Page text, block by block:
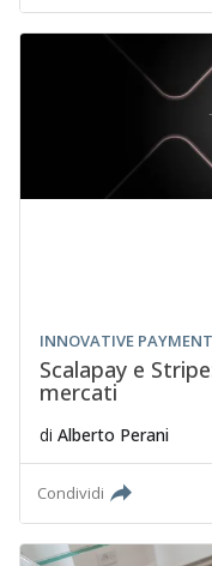
INNOVATIVE
Scalapay e
mercati
di Alberto Perani
Condividi